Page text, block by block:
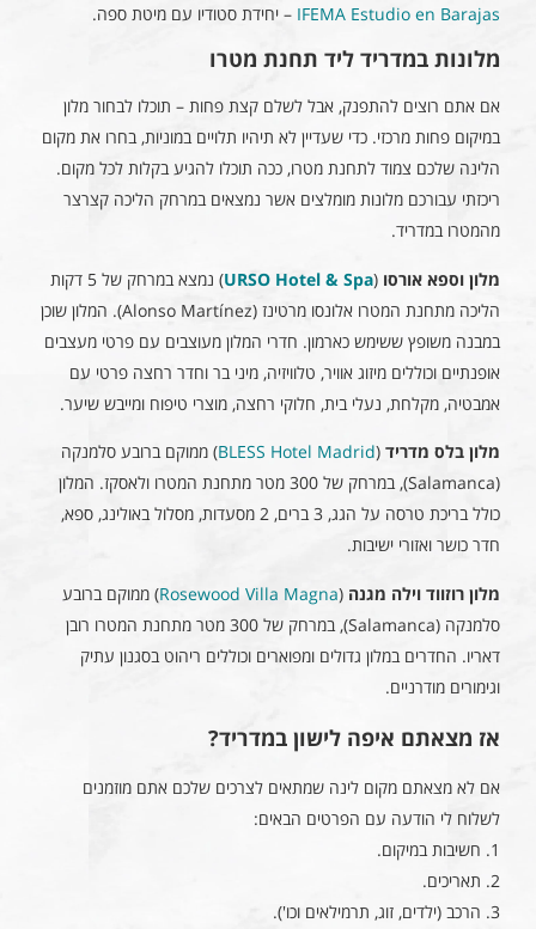
IFEMA Estudio en Barajas – יחידת סטודיו עם מיטת ספה.
מלונות במדריד ליד תחנת מטרו
אם אתם רוצים להתפנק, אבל לשלם קצת פחות – תוכלו לבחור מלון
במיקום פחות מרכזי. כדי שעדיין לא תיהיו תלויים במוניות, בחרו את מקום
הלינה שלכם צמוד לתחנת מטרו, ככה תוכלו להגיע בקלות לכל מקום.
ריכזתי עבורכם מלונות מומלצים אשר נמצאים במרחק הליכה קצרצר
מהמטרו במדריד.
מלון וספא אורסו (
URSO Hotel & Spa
) נמצא במרחק של 5 דקות
הליכה מתחנת המטרו אלונסו מרטינז (Alonso Martínez). המלון שוכן
במבנה משופץ ששימש כארמון. חדרי המלון מעוצבים עם פרטי מעצבים
אופנתיים וכוללים מיזוג אוויר, טלוויזיה, מיני בר וחדר רחצה פרטי עם
אמבטיה, מקלחת, נעלי בית, חלוקי רחצה, מוצרי טיפוח ומייבש שיער.
מלון בלס מדריד (
BLESS Hotel Madrid) ממוקם ברובע סלמנקה
(Salamanca), במרחק של 300 מטר מתחנת המטרו ולאסקז. המלון
כולל בריכת טרסה על הגג, 3 ברים, 2 מסעדות, מסלול באולינג, ספא,
חדר כושר ואזורי ישיבות.
מלון רוזווד וילה מגנה (
Rosewood Villa Magna) ממוקם ברובע
סלמנקה (Salamanca), במרחק של 300 מטר מתחנת המטרו רובן
דאריו. החדרים במלון גדולים ומפוארים וכוללים ריהוט בסגנון עתיק
וגימורים מודרניים.
אז מצאתם איפה לישון במדריד?
אם לא מצאתם מקום לינה שמתאים לצרכים שלכם אתם מוזמנים
לשלוח לי הודעה עם הפרטים הבאים:
1. חשיבות במיקום.
2. תאריכים.
3. הרכב (ילדים, זוג, תרמילאים וכו').